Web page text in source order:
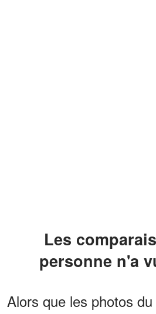
Les comparaisons que
personne n'a
Alors que les photos